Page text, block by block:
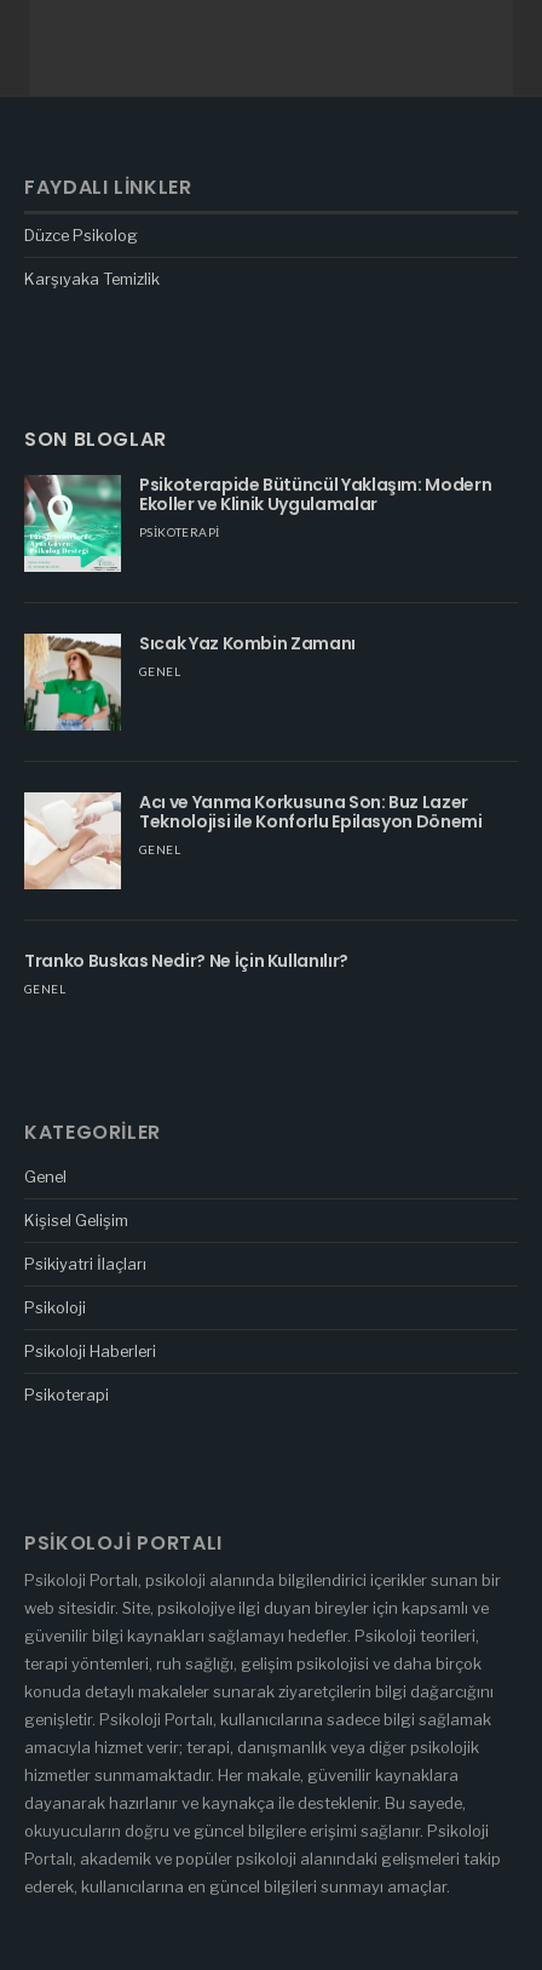
FAYDALI LINKLER
Düzce Psikolog
Karşıyaka Temizlik
SON BLOGLAR
Psikoterapide Bütüncül Yaklaşım: Modern
Ekoller ve Klinik Uygulamalar
PSIKOTERAPI
Sıcak Yaz Kombin Zamanı
GENEL
Acı ve Yanma Korkusuna Son: Buz Lazer
Teknolojisi ile Konforlu Epilasyon Dönemi
GENEL
Tranko Buskas Nedir? Ne İçin Kullanılır?
GENEL
KATEGORILER
Genel
Kişisel Gelişim
Psikiyatri İlaçları
Psikoloji
Psikoloji Haberleri
Psikoterapi
PSIKOLOJI PORTALI
Psikoloji Portalı, psikoloji alanında bilgilendirici içerikler sunan bir
web sitesidir. Site, psikolojiye ilgi duyan bireyler için kapsamlı ve
güvenilir bilgi kaynakları sağlamayı hedefler. Psikoloji teorileri,
terapi yöntemleri, ruh sağlığı, gelişim psikolojisi ve daha birçok
konuda detaylı makaleler sunarak ziyaretçilerin bilgi dağarcığını
genişletir. Psikoloji Portalı, kullanıcılarına sadece bilgi sağlamak
amacıyla hizmet verir; terapi, danışmanlık veya diğer psikolojik
hizmetler sunmamaktadır. Her makale, güvenilir kaynaklara
dayanarak hazırlanır ve kaynakça ile desteklenir. Bu sayede,
okuyucuların doğru ve güncel bilgilere erişimi sağlanır. Psikoloji
Portalı, akademik ve popüler psikoloji alanındaki gelişmeleri takip
ederek, kullanıcılarına en güncel bilgileri sunmayı amaçlar.